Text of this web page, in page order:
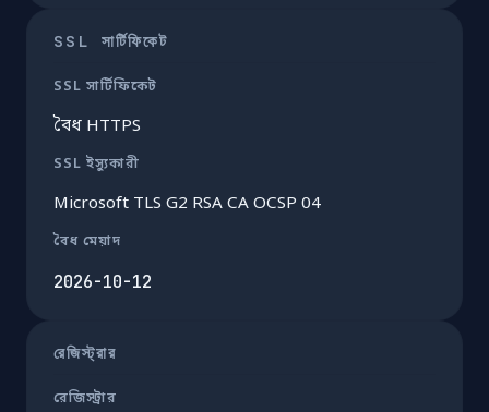
SSL সার্টিফিকেট
SSL সার্টিফিকেট
বৈধ HTTPS
SSL ইস্যুকারী
Microsoft TLS G2 RSA CA OCSP 04
বৈধ মেয়াদ
2026-10-12
রেজিস্ট্রার
রেজিস্ট্রার